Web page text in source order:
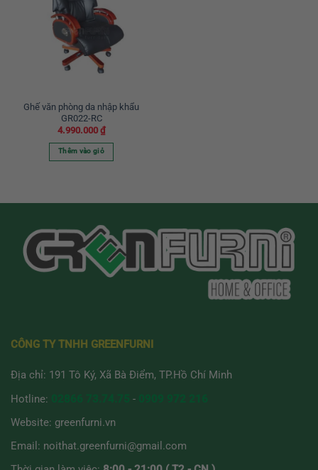
Ghế văn phòng da nhập khẩu
GR022-RC
4.990.000 ₫
Thêm vào giỏ
CÔNG TY TNHH GREENFURNI
Địa chỉ: 191 Tô Ký, Xã Bà Điểm, TP.Hồ Chí Minh
Hotline:
-
Website: greenfurni.vn
Email: noithat.greenfurni@gmail.com